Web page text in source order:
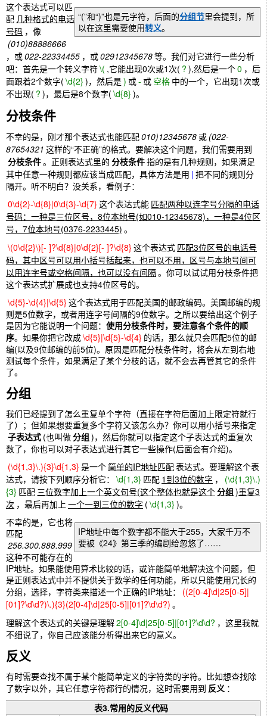
“(”和“)”也是元字符，后面的分组节里会提到，所
以在这里需要使用转义。
这个表达式可以匹
配 几种格式的电话
号码 ，像
(010)88886666
，或022-22334455 ，或02912345678等。我们对它进行一些分析
吧：首先是一个转义字符\( ,它能出现0次或1次( ? ),然后是一个0 ，后
面跟着2个数字( \d{2} )，然后是) 或- 或 空格 中的一个，它出现1次或
不出现( ? )，最后是8个数字( \d{8} )。
分枝条件
不幸的是，刚才那个表达式也能匹配010)12345678 或 (022-
87654321 这样的“不正确”的格式。要解决这个问题，我们需要用到
分枝条件。正则表达式里的 分枝条件指的是有几种规则，如果满足
其中任意一种规则都应该当成匹配，具体方法是用 | 把不同的规则分
隔开。听不明白？没关系，看例子：
0\d{2}-\d{8}|0\d{3}-\d{7} 这个表达式能 匹配两种以连字号分隔的电话
号码：一种是三位区号，8位本地号(如010-12345678)，一种是4位区
号，7位本地号(0376-2233445) 。
\(0\d{2}\)[- ]?\d{8}|0\d{2}[- ]?\d{8} 这个表达式 匹配3位区号的电话号
码，其中区号可以用小括号括起来，也可以不用，区号与本地号间可
以用连字号或空格间隔，也可以没有间隔。你可以试试用分枝条件把
这个表达式扩展成也支持4位区号的。
\d{5}-\d{4}|\d{5} 这个表达式用于匹配美国的邮政编码。美国邮编的规
则是5位数字，或者用连字号间隔的9位数字。之所以要给出这个例子
是因为它能说明一个问题： 使用分枝条件时，要注意各个条件的顺
序。如果你把它改成\d{5}|\d{5}-\d{4} 的话，那么就只会匹配5位的邮
编(以及9位邮编的前5位)。原因是匹配分枝条件时，将会从左到右地
测试每个条件，如果满足了某个分枝的话，就不会去再管其它的条件
了。
分组
我们已经提到了怎么重复单个字符（直接在字符后面加上限定符就行
了）；但如果想要重复多个字符又该怎么办？你可以用小括号来指定
子表达式 (也叫做分组 )，然后你就可以指定这个子表达式的重复次
数了，你也可以对子表达式进行其它一些操作(后面会有介绍)。
(\d{1,3}\.){3}\d{1,3} 是一个简单的IP地址匹配表达式。要理解这个表
达式，请按下列顺序分析它： \d{1,3} 匹配 1到3位的数字 ，
(\d{1,3}\.)
{3} 匹配 三位数字加上一个英文句号(这个整体也就是这个分组 )重复3
次 ，最后再加上 一个一到三位的数字 ( \d{1,3} )。
IP地址中每个数字都不能大于255，大家千万不
要被《24》第三季的编剧给忽悠了……
不幸的是，它也将
匹配
256.300.888.999
这种不可能存在的
IP地址。如果能使用算术比较的话，或许能简单地解决这个问题，但
是正则表达式中并不提供关于数学的任何功能，所以只能使用冗长的
分组，选择，字符类来描述一个正确的IP地址：
((2[0-4]\d|25[0-5]|
[01]?\d\d?)\.){3}(2[0-4]\d|25[0-5]|[01]?\d\d?) 。
理解这个表达式的关键是理解2[0-4]\d|25[0-5]|[01]?\d\d? ，这里我就
不细说了，你自己应该能分析得出来它的意义。
反义
有时需要查找不属于某个能简单定义的字符类的字符。比如想查找除
了数字以外，其它任意字符都行的情况，这时需要用到 反义 ：
表3.常用的反义代码